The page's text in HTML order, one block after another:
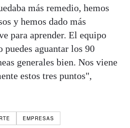
más remedio, hemos
y hemos dado más
para aprender. El equipo
puedes aguantar los 90
generales bien. Nos viene
estos tres puntos",
EMPRESAS